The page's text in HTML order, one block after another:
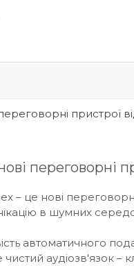
пристрої
переговорні
– це нові
в шумних
автоматичного
чистий аудіозв'язок –